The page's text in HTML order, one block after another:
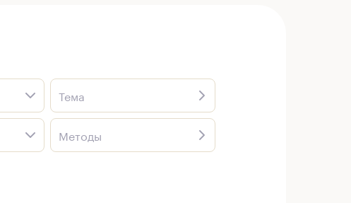
Тема
Методы